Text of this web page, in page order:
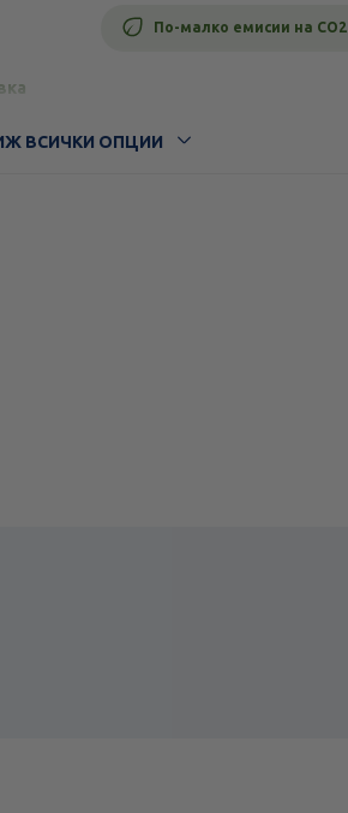
По-малко емисии на CO2
ВСИЧКИ ОПЦИИ